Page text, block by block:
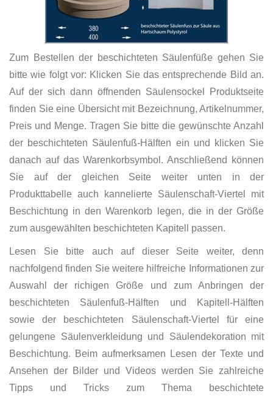
Zum Bestellen der beschichteten Säulenfüße gehen Sie
bitte wie folgt vor: Klicken Sie das entsprechende Bild an.
Auf der sich dann öffnenden Säulensockel Produktseite
finden Sie eine Übersicht mit Bezeichnung, Artikelnummer,
Preis und Menge. Tragen Sie bitte die gewünschte Anzahl
der beschichteten Säulenfuß-Hälften ein und klicken Sie
danach auf das Warenkorbsymbol. Anschließend können
Sie auf der gleichen Seite weiter unten in der
Produkttabelle auch kannelierte Säulenschaft-Viertel mit
Beschichtung in den Warenkorb legen, die in der Größe
zum ausgewählten beschichteten Kapitell passen.
Lesen Sie bitte auch auf dieser Seite weiter, denn
nachfolgend finden Sie weitere hilfreiche Informationen zur
Auswahl der richigen Größe und zum Anbringen der
beschichteten Säulenfuß-Hälften und Kapitell-Hälften
sowie der beschichteten Säulenschaft-Viertel für eine
gelungene Säulenverkleidung und Säulendekoration mit
Beschichtung. Beim aufmerksamen Lesen der Texte und
Ansehen der Bilder und Videos werden Sie zahlreiche
Tipps und Tricks zum Thema beschichtete